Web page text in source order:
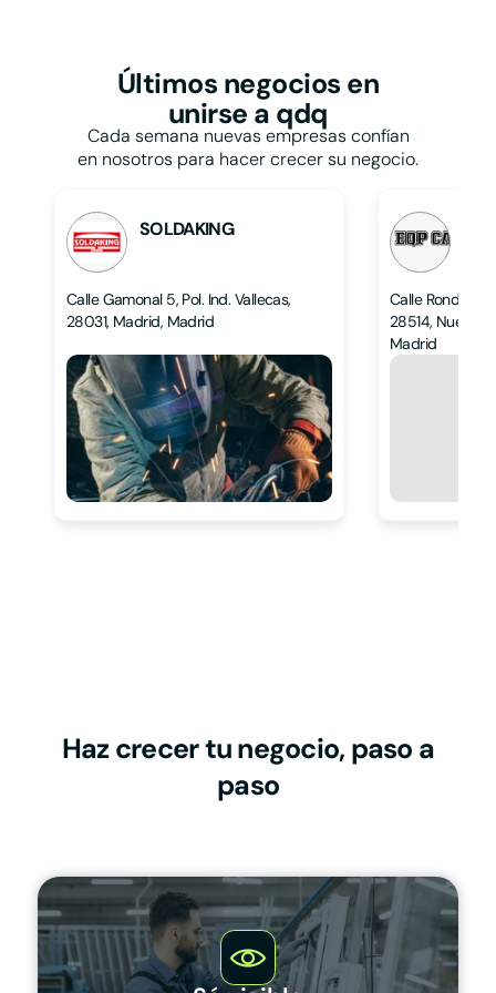
Peluquerías
Persianas
Pintores
Pizzerías
Psicólogos
Tiendas de ropa
Tintorerías y lavanderías
Toldos
Veterinarios
Últimos negocios en
unirse a qdq
Cada semana nuevas empresas confían
en nosotros para hacer crecer su negocio.
L
SOLDAKING
Calle Gamonal 5, Pol. Ind. Vallecas,
28031, Madrid, Madrid
L
Calle Ronda
28514, Nuevo
Madrid
Haz crecer tu negocio, paso a
paso